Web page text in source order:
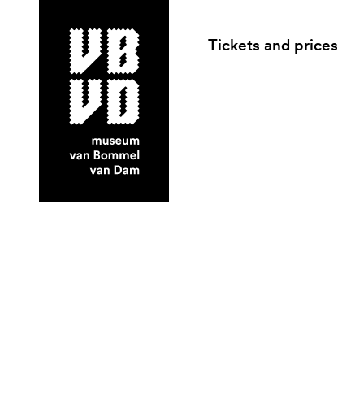
museum van Bommel van Dam
Tickets and prices